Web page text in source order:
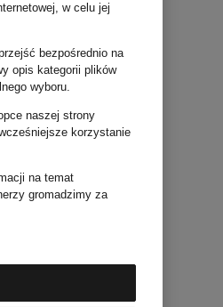
w celu jej
bezpośrednio na
opis kategorii plików
wyboru.
naszej strony
korzystanie
na temat
gromadzimy za